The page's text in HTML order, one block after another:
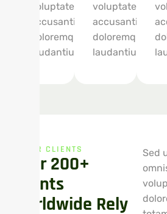
voluptatem
accusantium
doloremque
laudantium.
voluptatem
accusantium
doloremque
laudantium.
OUR CLIENTS
Over 200+
Clients
Worldwide Rely
Sed